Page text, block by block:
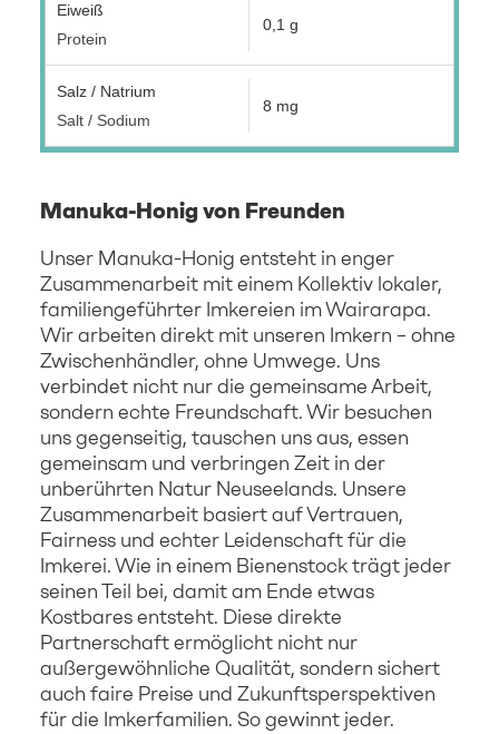
Eiweiß
Protein
0,1 g
Salz / Natrium
Salt / Sodium
8 mg
Manuka-Honig von Freunden
Unser Manuka-Honig entsteht in enger
Zusammenarbeit mit einem Kollektiv lokaler,
familiengeführter Imkereien im Wairarapa.
Wir arbeiten direkt mit unseren Imkern – ohne
Zwischenhändler, ohne Umwege. Uns
verbindet nicht nur die gemeinsame Arbeit,
sondern echte Freundschaft. Wir besuchen
uns gegenseitig, tauschen uns aus, essen
gemeinsam und verbringen Zeit in der
unberührten Natur Neuseelands. Unsere
Zusammenarbeit basiert auf Vertrauen,
Fairness und echter Leidenschaft für die
Imkerei. Wie in einem Bienenstock trägt jeder
seinen Teil bei, damit am Ende etwas
Kostbares entsteht. Diese direkte
Partnerschaft ermöglicht nicht nur
außergewöhnliche Qualität, sondern sichert
auch faire Preise und Zukunftsperspektiven
für die Imkerfamilien. So gewinnt jeder.